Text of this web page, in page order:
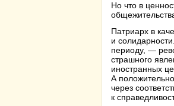
Но что в
Патриарх в
и
периоду, —
страшного
иностранных
А
через
к